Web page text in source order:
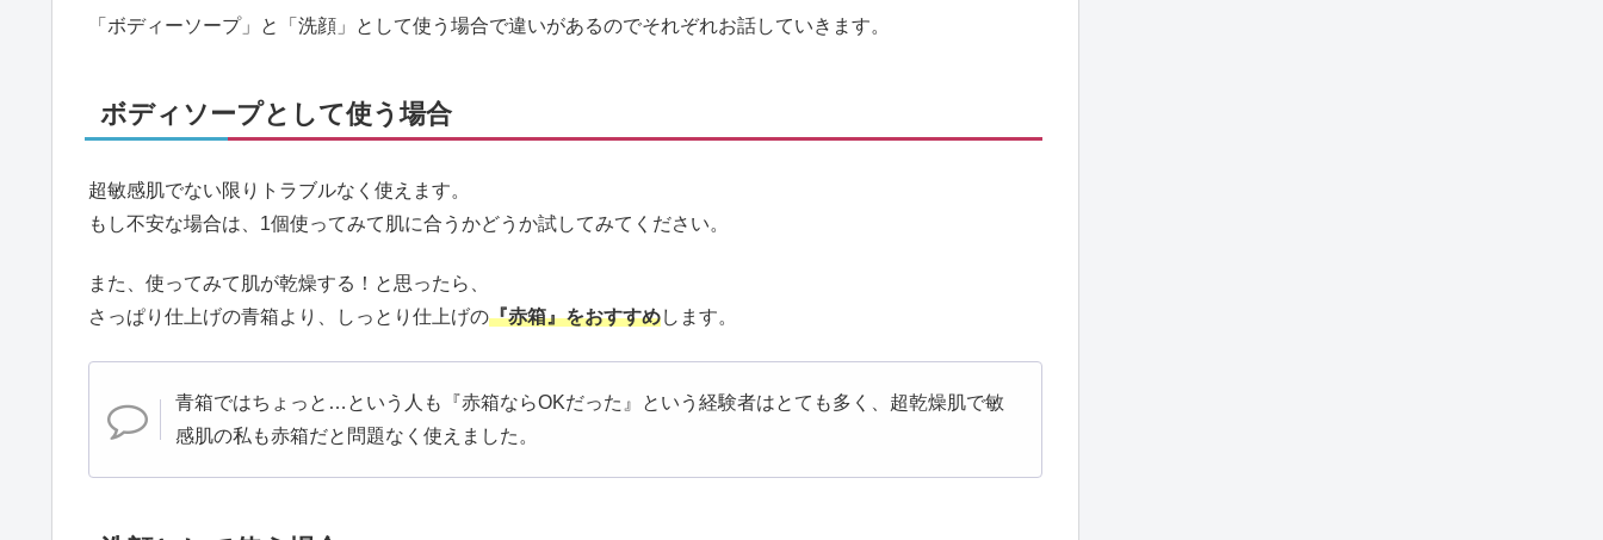
「ボディーソープ」と「洗顔」として使う場合で違いがあるのでそれぞれお話していきます。
ボディソープとして使う場合
超敏感肌でない限りトラブルなく使えます。
もし不安な場合は、1個使ってみて肌に合うかどうか試してみてください。
また、使ってみて肌が乾燥する！と思ったら、
さっぱり仕上げの青箱より、しっとり仕上げの『赤箱』をおすすめします。
青箱ではちょっと…という人も『赤箱ならOKだった』という経験者はとても多く、超乾燥肌で敏
感肌の私も赤箱だと問題なく使えました。